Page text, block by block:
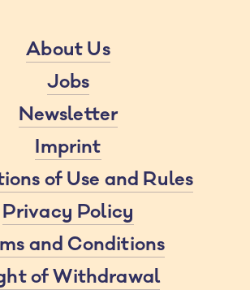
About Us
Jobs
Newsletter
Imprint
of Use and Rules
Privacy Policy
and Conditions
of Withdrawal